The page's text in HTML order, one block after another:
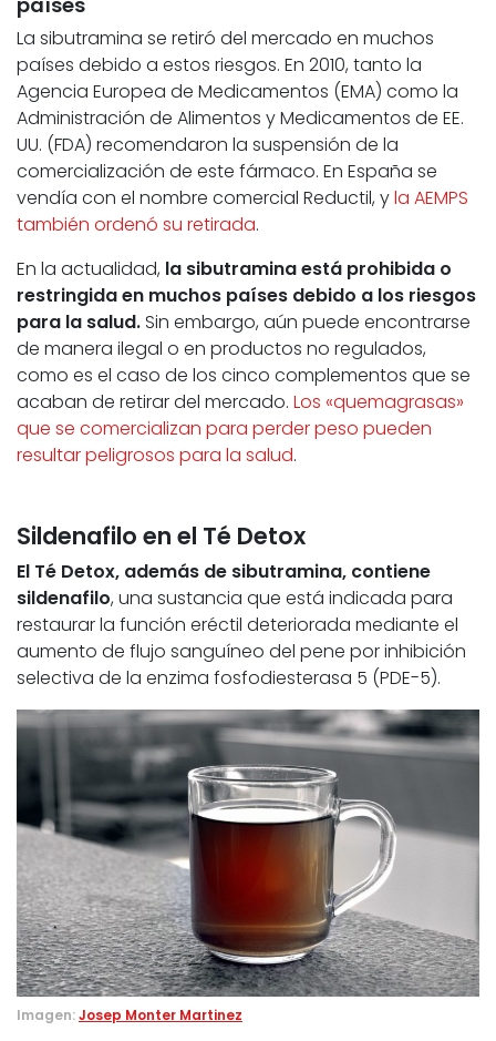
La sibutramina se retiró del mercado en muchos
países debido a estos riesgos. En 2010, tanto la
Agencia Europea de Medicamentos (EMA) como la
Administración de Alimentos y Medicamentos de EE.
UU. (FDA) recomendaron la suspensión de la
comercialización de este fármaco. En España se
vendía con el nombre comercial Reductil, yla AEMPS
también ordenó su retirada.
En la actualidad, la sibutramina está prohibida o
restringida en muchos países debido a los riesgos
para la salud. Sin embargo, aún puede encontrarse
de manera ilegal o en productos no regulados,
como es el caso de los cinco complementos que se
acaban de retirar del mercado. Los «quemagrasas»
que se comercializan para perder peso pueden
resultar peligrosos para la salud.
Sildenafilo en el Té Detox
El Té Detox, además de sibutramina, contiene
sildenafilo, una sustancia que está indicada para
restaurar la función eréctil deteriorada mediante el
aumento de flujo sanguíneo del pene por inhibición
selectiva de la enzima fosfodiesterasa 5 (PDE-5).
Imagen:Josep Monter Martinez